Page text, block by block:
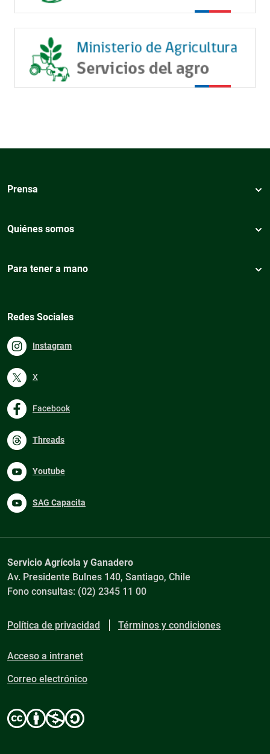
Prensa
Quiénes somos
Para tener a mano
Redes Sociales
Instagram
X
Facebook
Threads
Youtube
SAG Capacita
Servicio Agrícola y Ganadero
Av. Presidente Bulnes 140, Santiago, Chile
Fono consultas: (02) 2345 11 00
Política de privacidad Términos y condiciones
Acceso a intranet
Correo electrónico